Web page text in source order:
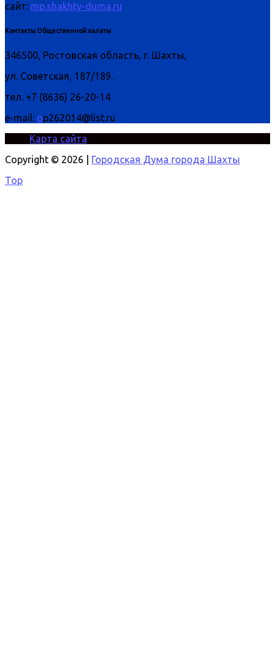
сайт: mp.shakhty-duma.ru
Контакты Общественной палаты
346500, Ростовская область, г. Шахты,
ул. Советская, 187/189.
тел. +7 (8636) 26-20-14
e-mail: op262014@list.ru
Карта сайта
Copyright © 2026 |
Городская Дума города Шахты
Top